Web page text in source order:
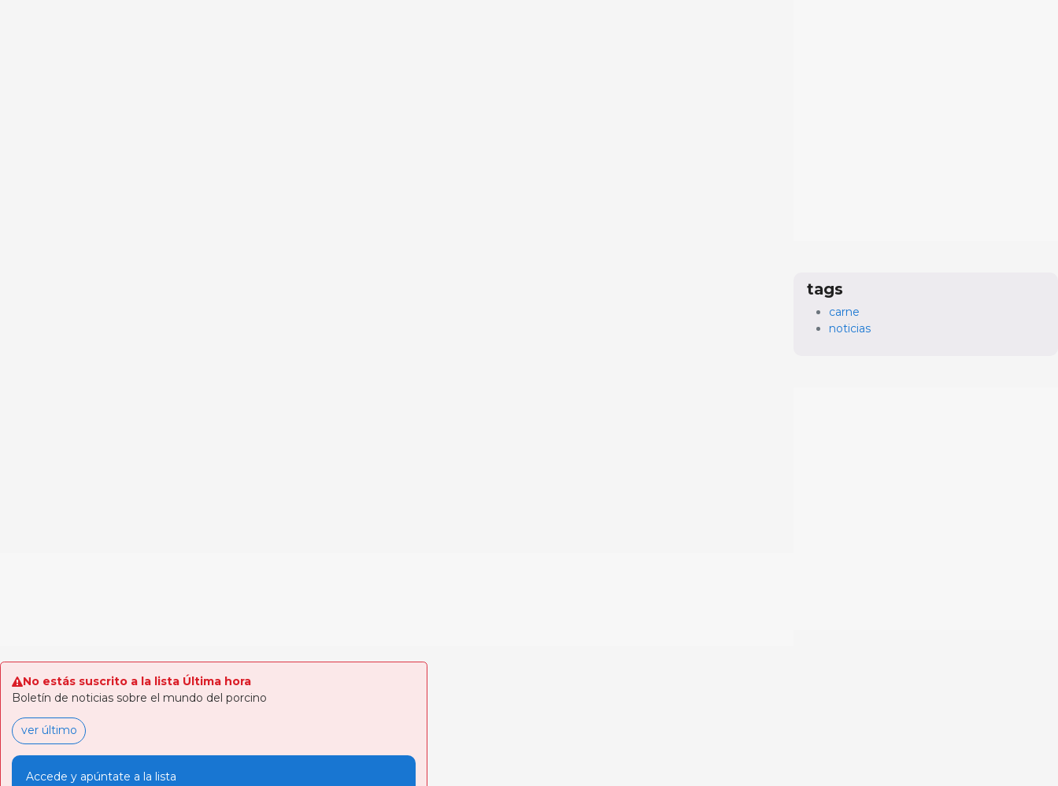
tags
carne
noticias
No estás suscrito a la lista Última hora
Boletín de noticias sobre el mundo del porcino
ver último
Accede y apúntate a la lista